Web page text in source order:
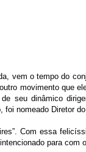
vem o tempo do
movimento que
de seu dinâmico
foi nomeado Diretor do
Com essa
para com